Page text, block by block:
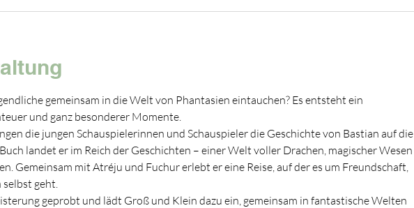
gemeinsam in die Welt von Phantasien eintauchen? Es entsteht ein
und ganz besonderer Momente.
die jungen Schauspielerinnen und Schauspieler die Geschichte von Bastian auf die
landet er im Reich der Geschichten – einer Welt voller Drachen, magischer Wesen
Gemeinsam mit Atréju und Fuchur erlebt er eine Reise, auf der es um Freundschaft,
geht.
geprobt und lädt Groß und Klein dazu ein, gemeinsam in fantastische Welten